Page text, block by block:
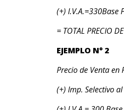
(+) I.V.A.=330Base
= TOTAL PRECIO
EJEMPLO N° 2
Precio de Venta en
(+) Imp. Selectivo